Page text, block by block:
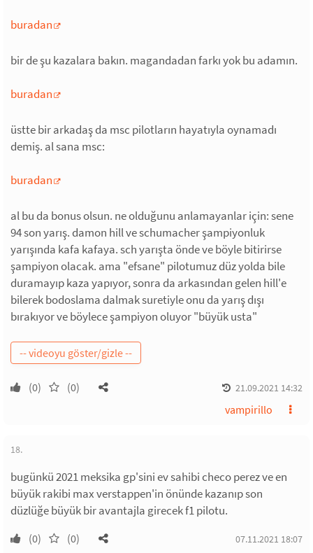
buradan
bir de şu kazalara bakın. magandadan farkı yok bu adamın.
buradan
üstte bir arkadaş da msc pilotların hayatıyla oynamadı
demiş. al sana msc:
buradan
al bu da bonus olsun. ne olduğunu anlamayanlar için: sene
94 son yarış. damon hill ve schumacher şampiyonluk
yarışında kafa kafaya. sch yarışta önde ve böyle bitirirse
şampiyon olacak. ama "efsane" pilotumuz düz yolda bile
duramayıp kaza yapıyor, sonra da arkasından gelen hill'e
bilerek bodoslama dalmak suretiyle onu da yarış dışı
bırakıyor ve böylece şampiyon oluyor "büyük usta"
(0) (0) 21.09.2021 14:32
vampirillo
18.
bugünkü 2021 meksika gp'sini ev sahibi checo perez ve en
büyük rakibi max verstappen'in önünde kazanıp son
düzlüğe büyük bir avantajla girecek f1 pilotu.
(0) (0) 07.11.2021 18:07